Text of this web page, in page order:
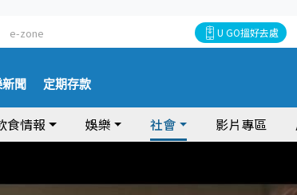
e-zone U GO搵好去處
聞 定期存款
食情報 娛樂 社會 影片專區